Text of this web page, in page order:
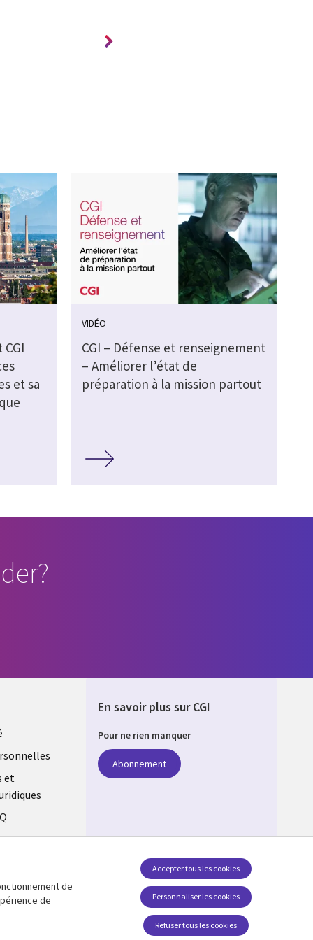
et sa
VIDÉO
CGI – Défense et renseignement
– Améliorer l’état de
préparation à la mission partout
et
des
En savoir plus sur CGI
Pour ne rien manquer
Abonnement
Suivez-nous
Social Media Global FR
de
de
Personnaliser les cookies
Accepter tous les cookies
Refuser tous les cookies